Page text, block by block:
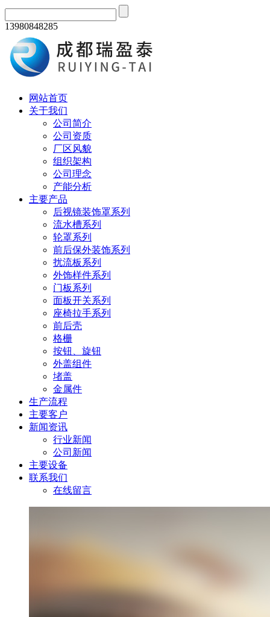
13980848285
网站首页
关于我们
公司简介
公司资质
厂区风貌
组织架构
公司理念
产能分析
主要产品
后视镜装饰罩系列
流水槽系列
轮罩系列
前后保外装饰系列
扰流板系列
外饰样件系列
门板系列
面板开关系列
座椅拉手系列
前后壳
格栅
按钮、旋钮
外盖组件
堵盖
金属件
生产流程
主要客户
新闻资讯
行业新闻
公司新闻
主要设备
联系我们
在线留言